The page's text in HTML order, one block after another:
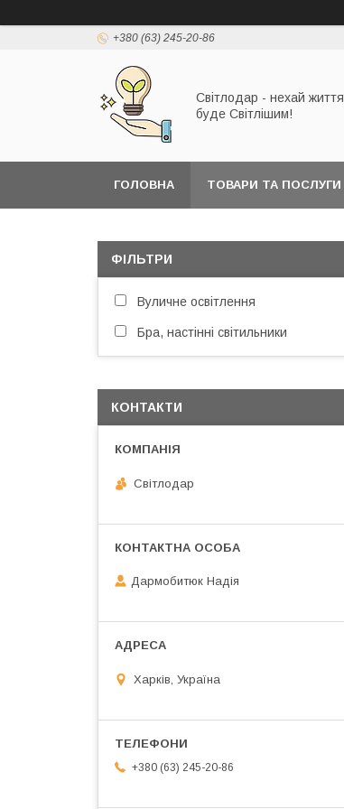
+380 (63) 245-20-86
Світлодар - нехай життя
буде Світлішим!
ГОЛОВНА ТОВАРИ ТА ПОСЛУГИ
ФІЛЬТРИ
Вуличне освітлення
Бра, настінні світильники
КОНТАКТИ
Світлодар
Дармобитюк Надія
Харків, Україна
+380 (63) 245-20-86